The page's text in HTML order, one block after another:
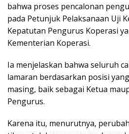
bahwa proses pencalonan
pada Petunjuk Pelaksanaan Uji
Kepatutan Pengurus Koperasi
Kementerian Koperasi.
Ia menjelaskan bahwa seluruh
lamaran berdasarkan posisi
masing, baik sebagai Ketua
Pengurus.
Karena itu, menurutnya,